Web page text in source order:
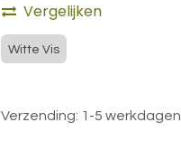
Vergelijken
Witte Vis
Verzending: 1-5 werkdagen